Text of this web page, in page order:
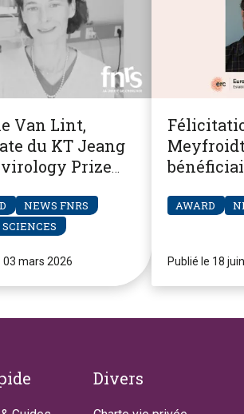
Van Lint,
du KT Jeang
Prize
NEWS FNRS
03 mars 2026
AWARD
Publié le 18
Divers